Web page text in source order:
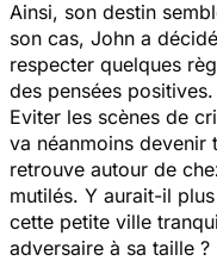
Ainsi, son destin
son cas, John a
respecter quelques
des pensées
Eviter les scènes de
va néanmoins devenir
retrouve autour de
mutilés. Y aurait-il
cette petite ville
adversaire à sa taille ?